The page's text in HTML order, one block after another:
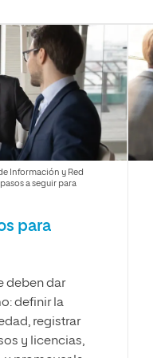
y
Información y Red
a seguir para
para
deben dar
definir la
registrar
y licencias,